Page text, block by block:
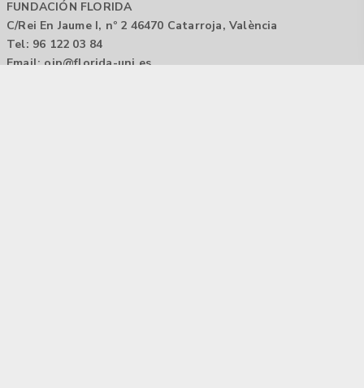
FUNDACIÓN FLORIDA
C/Rei En Jaume I, nº 2 46470 Catarroja, València
Tel: 96 122 03 84
Email: oip@florida-uni.es